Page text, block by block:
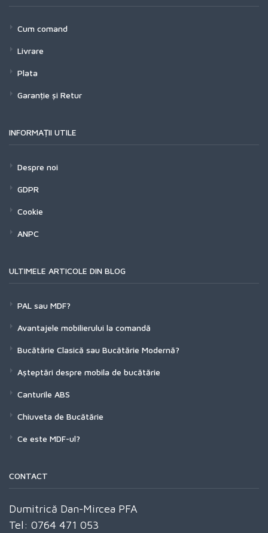
Cum comand
Livrare
Plata
Garanție și Retur
INFORMAȚII UTILE
Despre noi
GDPR
Cookie
ANPC
ULTIMELE ARTICOLE DIN BLOG
PAL sau MDF?
Avantajele mobilierului la comandă
Bucătărie Clasică sau Bucătărie Modernă?
Așteptări despre mobila de bucătărie
Canturile ABS
Chiuveta de Bucătărie
Ce este MDF-ul?
CONTACT
Dumitrică Dan-Mircea PFA
Tel: 0764 471 053